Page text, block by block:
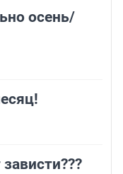
осень/